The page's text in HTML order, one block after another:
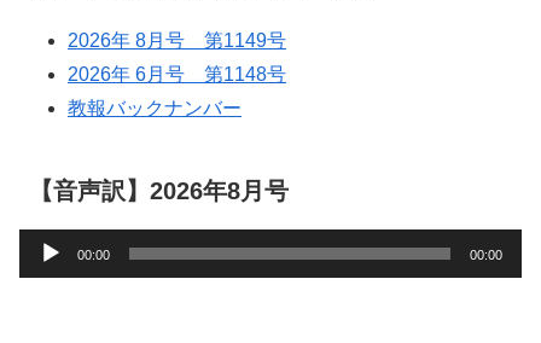
2026年 8月号 第1149号
2026年 6月号 第1148号
教報バックナンバー
【音声訳】2026年8月号
声
00:00 00:00